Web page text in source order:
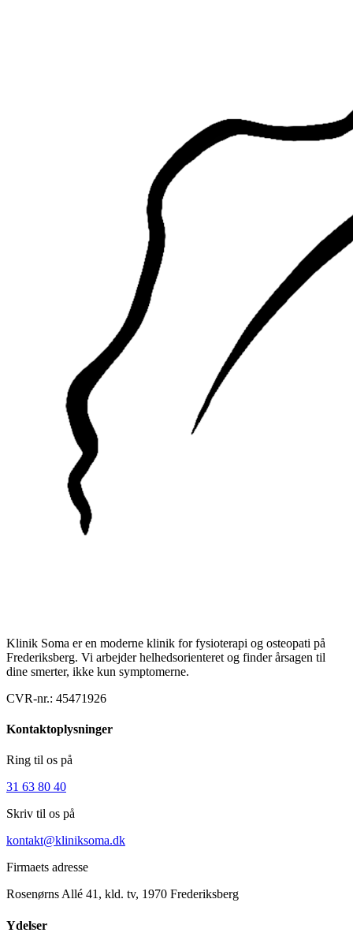
Klinik Soma er en moderne klinik for fysioterapi og osteopati på
Frederiksberg. Vi arbejder helhedsorienteret og finder årsagen til
dine smerter, ikke kun symptomerne.
CVR-nr.: 45471926
Kontaktoplysninger
Ring til os på
31 63 80 40
Skriv til os på
kontakt@kliniksoma.dk
Firmaets adresse
Rosenørns Allé 41, kld. tv, 1970 Frederiksberg
Ydelser